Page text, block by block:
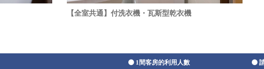
【全室共通】付洗衣機・瓦斯型乾衣機
1間客房的利用人數